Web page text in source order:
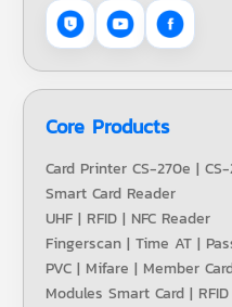
Core Products
Card Printer CS-270e |
Smart Card Reader
UHF | RFID | NFC Reader
Fingerscan | Time AT |
PVC | Mifare | Member
Modules Smart Card |